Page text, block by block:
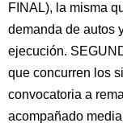
FINAL), la misma
demanda de autos
ejecución.
que concurren los
convocatoria a
acompañado